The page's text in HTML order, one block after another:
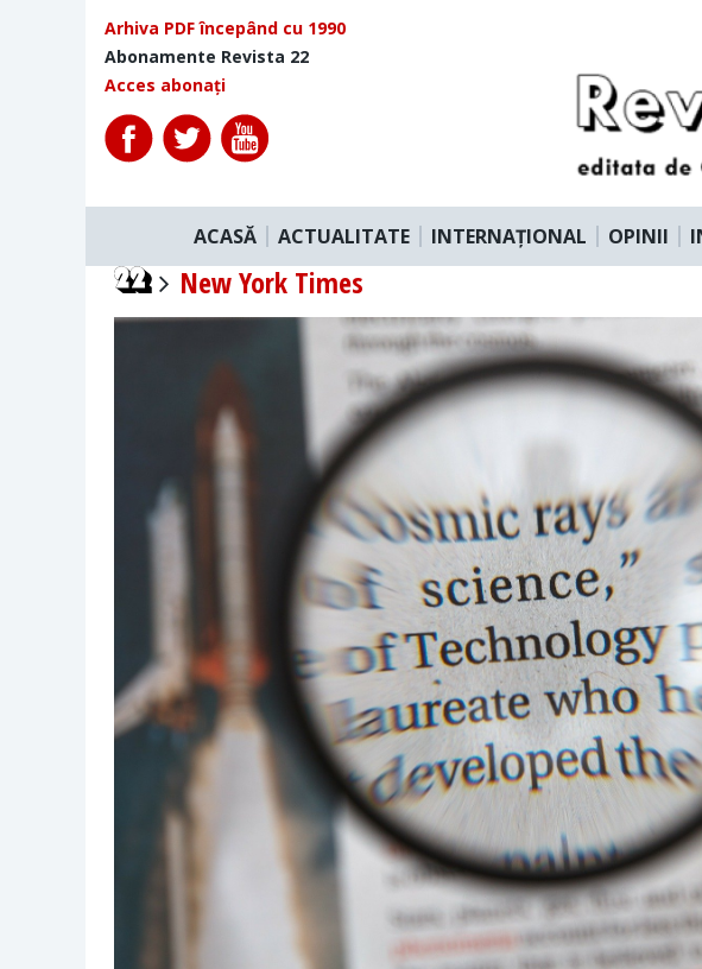
Arhiva PDF începând cu 1990
Abonamente Revista 22
Acces abonați
ACASĂ ACTUALITATE INTERNAȚIONAL OPINII
New York Times